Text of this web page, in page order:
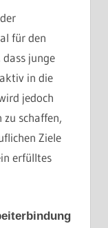
für den
junge
in die
jedoch
schaffen,
Ziele
erfülltes